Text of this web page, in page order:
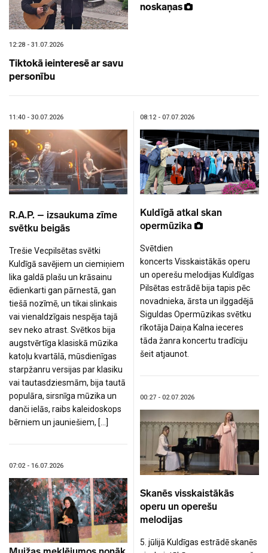
12:28 - 31.07.2026
Tiktokā ieinteresē ar savu
personību
noskaņas
11:40 - 30.07.2026
R.A.P. – izsaukuma zīme
svētku beigās
Trešie Vecpilsētas svētki
Kuldīgā savējiem un ciemiņiem
lika galdā plašu un krāsainu
ēdienkarti gan pārnestā, gan
tiešā nozīmē, un tikai slinkais
vai vienaldzīgais nespēja tajā
sev neko atrast. Svētkos bija
augstvērtīga klasiskā mūzika
katoļu kvartālā, mūsdienīgas
starpžanru versijas par klasiku
vai tautasdziesmām, bija tautā
populāra, sirsnīga mūzika un
danči ielās, raibs kaleidoskops
bērniem un jauniešiem, […]
07:02 - 16.07.2026
08:12 - 07.07.2026
Kuldīgā atkal skan
opermūzika
Svētdien
koncerts Visskaistākās operu
un operešu melodijas Kuldīgas
Pilsētas estrādē bija tapis pēc
novadnieka, ārsta un ilggadējā
Siguldas Opermūzikas svētku
rīkotāja Daiņa Kalna ieceres
tāda žanra koncertu tradīciju
šeit atjaunot.
00:27 - 02.07.2026
Skanēs visskaistākās
operu un operešu
melodijas
5. jūlijā Kuldīgas estrādē skanēs